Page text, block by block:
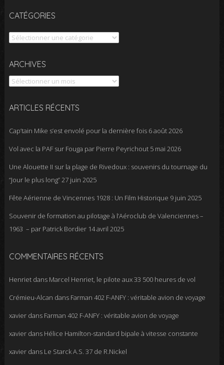
CATÉGORIES
Catégories
ARCHIVES
Archives
ARTICLES RÉCENTS
Cap’tain Mike s’est envolé pour la dernière fois 6 août 2026
Vol avec la PAF sur Fouga par Pierre Peyrichout 5 mai 2026
Une Alouette II sur la plage de Rivedoux : souvenirs du tournage du
“Jour le plus long”27 juin 2025
Fête Aérienne de Vincennes 1928 : Un Film Historique 9 juin 2025
Souvenir de formation au pilotage à l’Aéroclub de Valenciennes –
1963 – par Patrick Bordier 14 avril 2025
COMMENTAIRES RÉCENTS
Henrietdans Marcel Henriet, le pilote aux 33 500 heures de vol
Crémieu-Alcan dans Farman 402 F-ANFY : véritable avion de voyage
xavierdans Farman 402 F-ANFY : véritable avion de voyage
xavierdans Hélice Hamilton-standard bipale à vitesse constante
xavierdans Le Starck A.S. 37 de R.Nickel